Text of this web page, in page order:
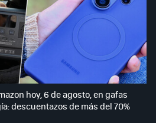
hoy, 6 de agosto, en gafas
descuentazos de más del 70%